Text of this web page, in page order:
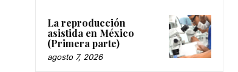
La reproducción
asistida en México
(Primera parte)
agosto 7, 2026